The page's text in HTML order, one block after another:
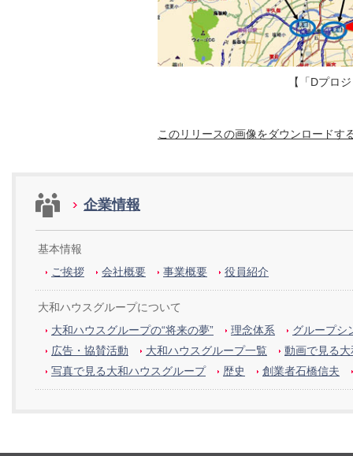
【「Dプロ
このリリースの画像をダウンロードす
企業情報
基本情報
ご挨拶
会社概要 事業概要 役員紹介
大和ハウスグループについて
大和ハウスグループの“将来の夢”
理念体系
グループシ
広告・協賛活動
大和ハウスグループ一覧
動画で見る
写真で見る大和ハウスグループ
歴史 創業者石橋信夫